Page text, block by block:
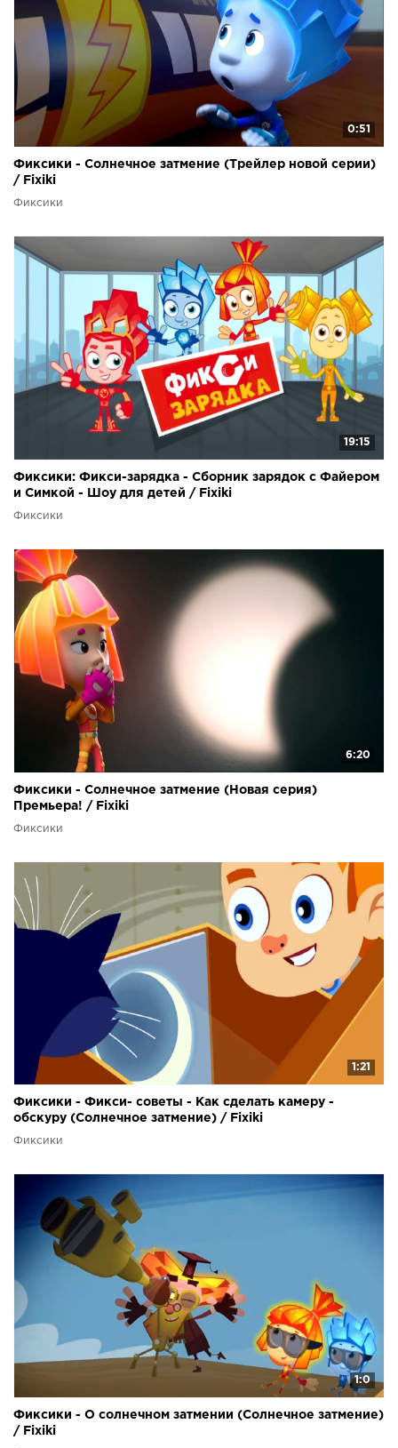
0:51
Фиксики - Солнечное затмение (Трейлер новой серии)
/ Fixiki
Фиксики
19:15
Фиксики: Фикси-зарядка - Сборник зарядок с Файером
и Симкой - Шоу для детей / Fixiki
Фиксики
6:20
Фиксики - Солнечное затмение (Новая серия)
Премьера! / Fixiki
Фиксики
1:21
Фиксики - Фикси- советы - Как сделать камеру -
обскуру (Солнечное затмение) / Fixiki
Фиксики
1:0
Фиксики - О солнечном затмении (Солнечное затмение)
/ Fixiki